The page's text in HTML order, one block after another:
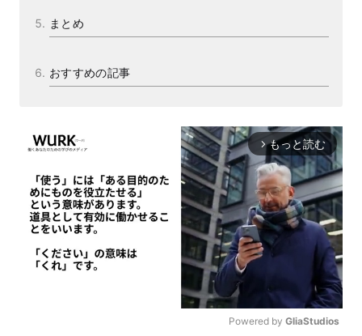
まとめ
おすすめの記事
arrow_forward_ios もっと読む
Powered by GliaStudios